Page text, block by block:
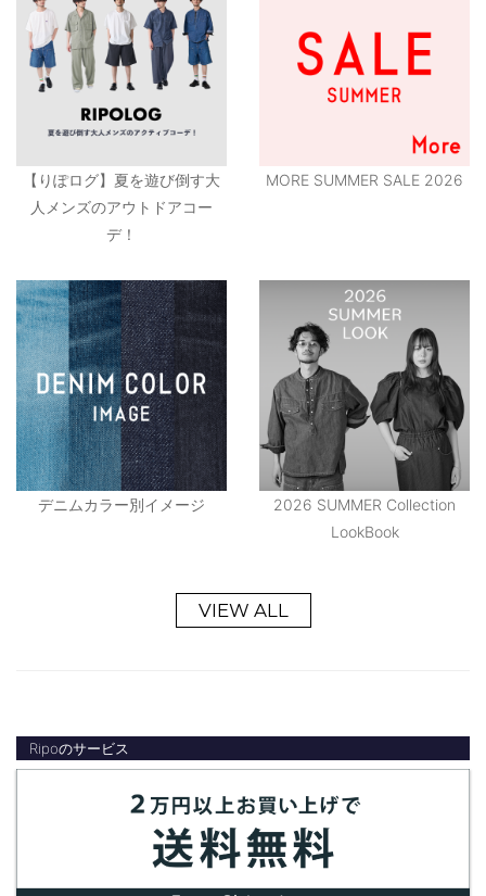
【りぽログ】夏を遊び倒す大
人メンズのアウトドアコー
デ！
MORE SUMMER SALE 2026
デニムカラー別イメージ
2026 SUMMER Collection
LookBook
VIEW ALL
Ripoのサービス